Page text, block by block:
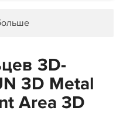
3D-
3D Metal
Area 3D